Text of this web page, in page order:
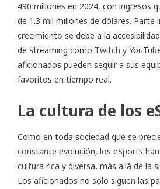
490 millones en 2024, con ingresos
de 1.3 mil millones de dólares.
crecimiento se debe a la
de streaming como Twitch y
aficionados pueden seguir a sus
favoritos en tiempo real.
La cultura de los
Como en toda sociedad que se
constante evolución, los eSports
cultura rica y diversa, más allá de la
Los aficionados no solo siguen las